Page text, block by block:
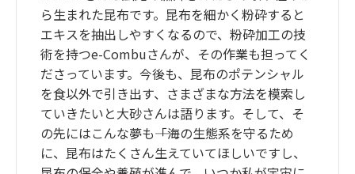
ら生まれた昆布です。昆布を細かく粉砕すると
エキスを抽出しやすくなるので、粉砕加工の技
術を持つe-Combuさんが、その作業も担ってく
ださっています。今後も、昆布のポテンシャル
を食以外で引き出す、さまざまな方法を模索し
ていきたいと大砂さんは語ります。そして、そ
の先にはこんな夢も――「海の生態系を守るため
に、昆布はたくさん生えていてほしいですし、